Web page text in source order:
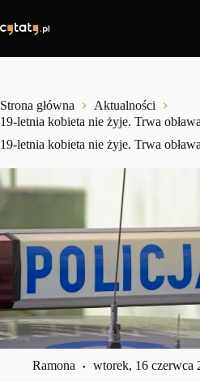
treści
Strona główna
Aktualności
19-letnia kobieta nie żyje. Trwa
19-letnia kobieta nie żyje. Trwa
Ramona wtorek, 16 czerwca